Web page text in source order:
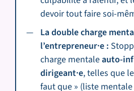
devoir tout faire soi-
La double charge
l’entrepreneur·e :
charge mentaleauto-
dirigeant·e, telles que
faut que » (liste